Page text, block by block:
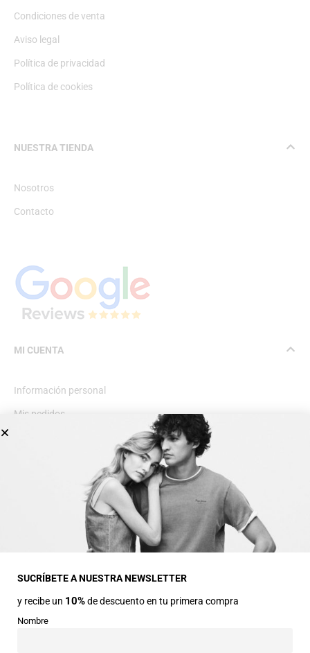
Condiciones de venta
Aviso legal
Política de privacidad
Política de cookies
NUESTRA TIENDA
Nosotros
Contacto
MI CUENTA
Información personal
Mis pedidos
INFORMACIÓN GENERAL
22330 Ainsa (Huesca)
Teléfonos
974 50 00 43
SUCRÍBETE A NUESTRA NEWSLETTER
y recibe un 10%de descuento en tu primera compra
Nombre